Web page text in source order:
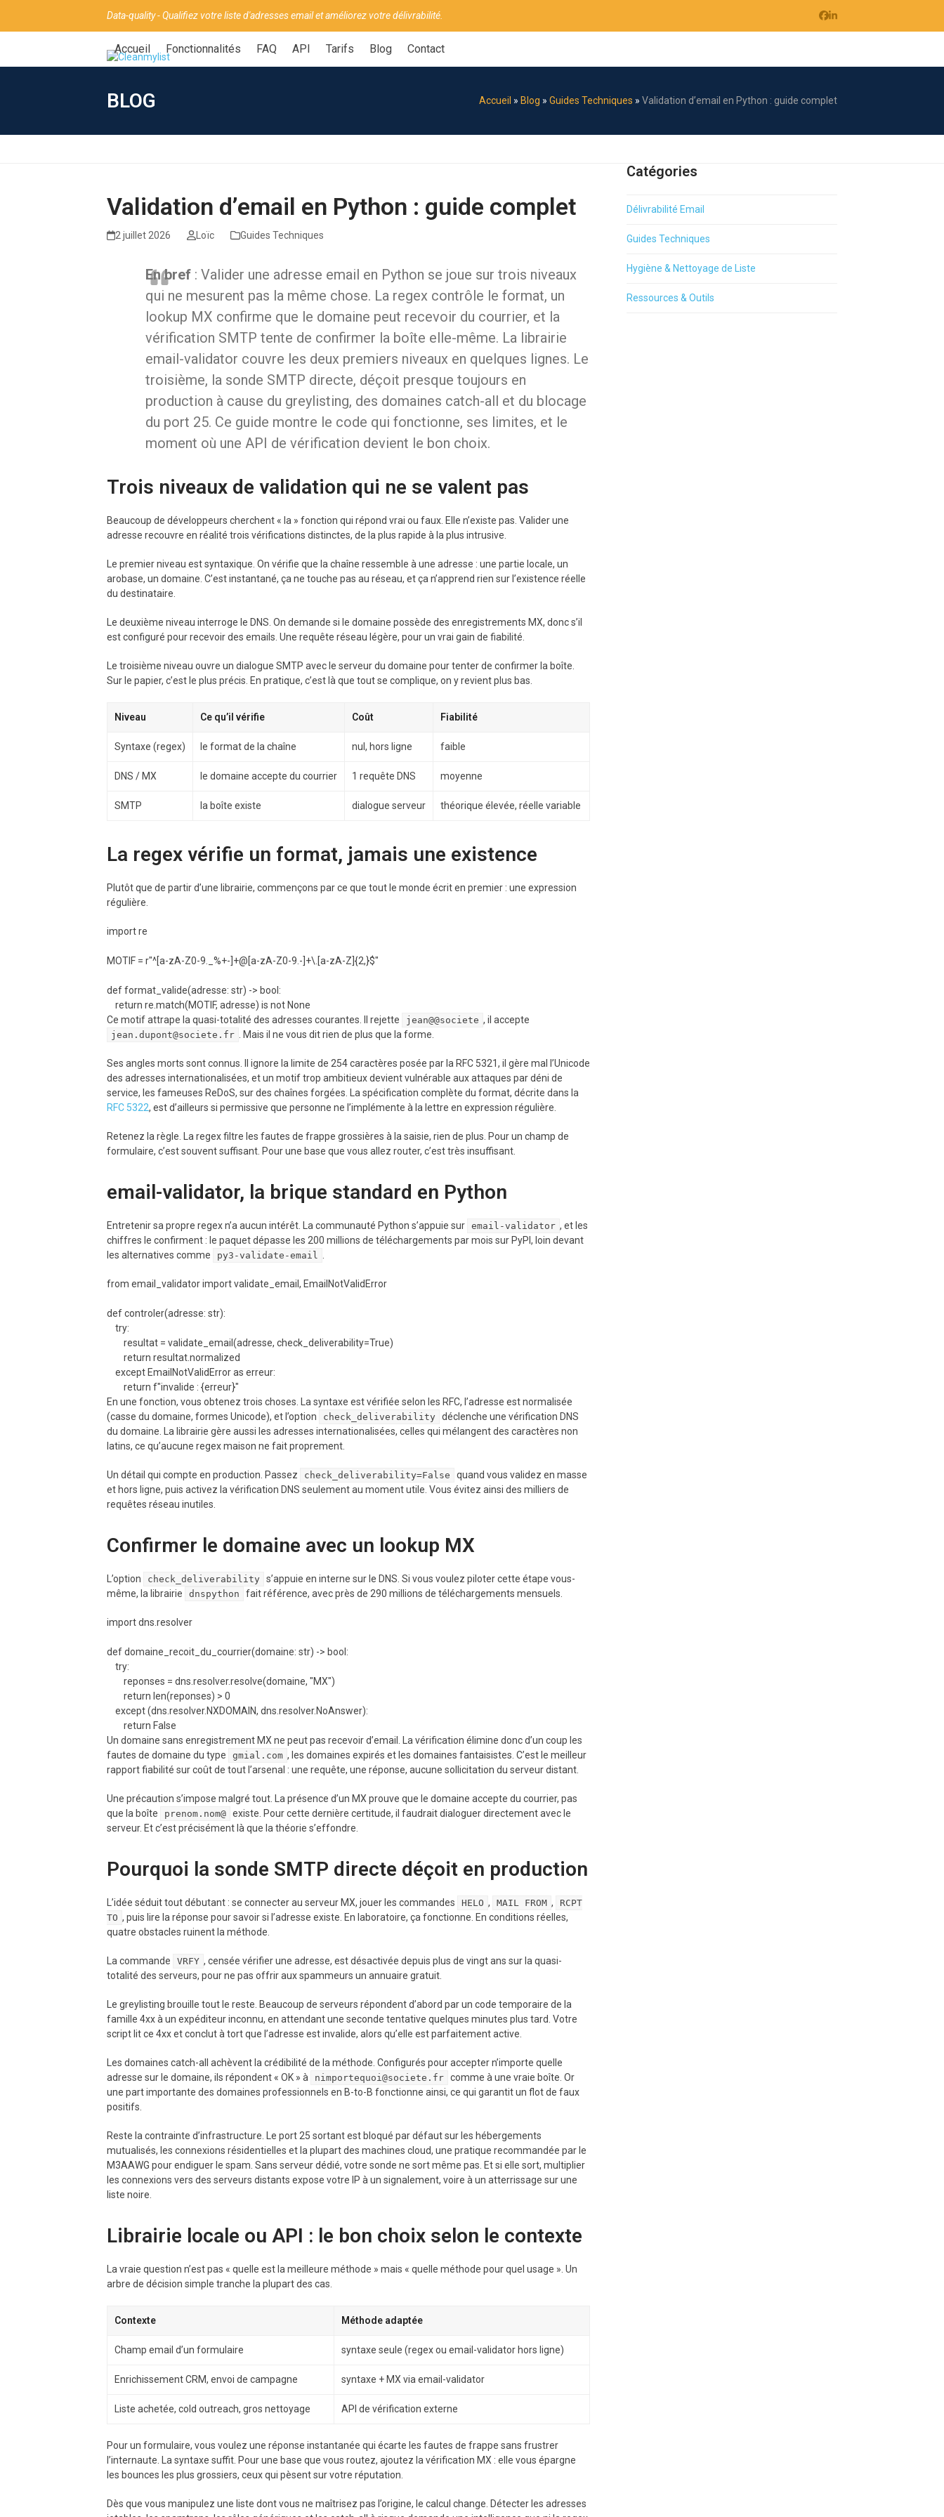
Data-quality - Qualifiez votre liste d'adresses email et améliorez votre délivrabilité. Facebook
LinkedIn
Accueil Fonctionnalités FAQ API Tarifs Blog Contact
BLOG Accueil » Blog » Guides Techniques » Validation d’email en Python : guide complet
Validation d’email en Python : guide complet
2 juillet 2026 Loïc Guides Techniques
En bref : Valider une adresse email en Python se joue sur trois niveaux
qui ne mesurent pas la même chose. La regex contrôle le format, un
lookup MX confirme que le domaine peut recevoir du courrier, et la
vérification SMTP tente de confirmer la boîte elle-même. La librairie
email-validator couvre les deux premiers niveaux en quelques lignes. Le
troisième, la sonde SMTP directe, déçoit presque toujours en
production à cause du greylisting, des domaines catch-all et du blocage
du port 25. Ce guide montre le code qui fonctionne, ses limites, et le
moment où une API de vérification devient le bon choix.
Trois niveaux de validation qui ne se valent pas
Beaucoup de développeurs cherchent « la » fonction qui répond vrai ou faux. Elle n’existe pas. Valider une
adresse recouvre en réalité trois vérifications distinctes, de la plus rapide à la plus intrusive.
Le premier niveau est syntaxique. On vérifie que la chaîne ressemble à une adresse : une partie locale, un
arobase, un domaine. C’est instantané, ça ne touche pas au réseau, et ça n’apprend rien sur l’existence réelle
du destinataire.
Le deuxième niveau interroge le DNS. On demande si le domaine possède des enregistrements MX, donc s’il
est configuré pour recevoir des emails. Une requête réseau légère, pour un vrai gain de fiabilité.
Le troisième niveau ouvre un dialogue SMTP avec le serveur du domaine pour tenter de confirmer la boîte.
Sur le papier, c’est le plus précis. En pratique, c’est là que tout se complique, on y revient plus bas.
Niveau Ce qu’il vérifie Coût Fiabilité
Syntaxe (regex) le format de la chaîne nul, hors ligne faible
DNS / MX le domaine accepte du courrier 1 requête DNS moyenne
SMTP la boîte existe dialogue serveur théorique élevée, réelle variable
La regex vérifie un format, jamais une existence
Plutôt que de partir d’une librairie, commençons par ce que tout le monde écrit en premier : une expression
régulière.
import re
MOTIF = r"^[a-zA-Z0-9._%+-]+@[a-zA-Z0-9.-]+\.[a-zA-Z]{2,}$"
def format_valide(adresse: str) -> bool:
Ce motif attrape la quasi-totalité des adresses courantes. Il rejette
jean@@societe , il accepte
jean.dupont@societe.fr . Mais il ne vous dit rien de plus que la forme.
Ses angles morts sont connus. Il ignore la limite de 254 caractères posée par la RFC 5321, il gère mal l’Unicode
des adresses internationalisées, et un motif trop ambitieux devient vulnérable aux attaques par déni de
service, les fameuses ReDoS, sur des chaînes forgées. La spécification complète du format, décrite dans la
RFC 5322, est d’ailleurs si permissive que personne ne l’implémente à la lettre en expression régulière.
Retenez la règle. La regex filtre les fautes de frappe grossières à la saisie, rien de plus. Pour un champ de
formulaire, c’est souvent suffisant. Pour une base que vous allez router, c’est très insuffisant.
email-validator, la brique standard en Python
Entretenir sa propre regex n’a aucun intérêt. La communauté Python s’appuie sur email-validator , et les
chiffres le confirment : le paquet dépasse les 200 millions de téléchargements par mois sur PyPI, loin devant
les alternatives comme
py3-validate-email
from email_validator import validate_email, EmailNotValidError
def controler(adresse: str):
En une fonction, vous obtenez trois choses. La syntaxe est vérifiée selon les RFC, l’adresse est normalisée
(casse du domaine, formes Unicode), et l’option
check_deliverability
déclenche une vérification DNS
du domaine. La librairie gère aussi les adresses internationalisées, celles qui mélangent des caractères non
latins, ce qu’aucune regex maison ne fait proprement.
Un détail qui compte en production. Passez check_deliverability=False
quand vous validez en masse
et hors ligne, puis activez la vérification DNS seulement au moment utile. Vous évitez ainsi des milliers de
requêtes réseau inutiles.
Confirmer le domaine avec un lookup MX
L’option check_deliverability
s’appuie en interne sur le DNS. Si vous voulez piloter cette étape vous-
même, la librairie
dnspython fait référence, avec près de 290 millions de téléchargements mensuels.
import dns.resolver
def domaine_recoit_du_courrier(domaine: str) -> bool:
Un domaine sans enregistrement MX ne peut pas recevoir d’email. La vérification élimine donc d’un coup les
fautes de domaine du type
gmial.com , les domaines expirés et les domaines fantaisistes. C’est le meilleur
rapport fiabilité sur coût de tout l’arsenal : une requête, une réponse, aucune sollicitation du serveur distant.
Une précaution s’impose malgré tout. La présence d’un MX prouve que le domaine accepte du courrier, pas
que la boîte
prenom.nom@ existe. Pour cette dernière certitude, il faudrait dialoguer directement avec le
serveur. Et c’est précisément là que la théorie s’effondre.
Pourquoi la sonde SMTP directe déçoit en production
L’idée séduit tout débutant : se connecter au serveur MX, jouer les commandes HELO , MAIL FROM ,
RCPT
TO , puis lire la réponse pour savoir si l’adresse existe. En laboratoire, ça fonctionne. En conditions réelles,
quatre obstacles ruinent la méthode.
La commande VRFY , censée vérifier une adresse, est désactivée depuis plus de vingt ans sur la quasi-
totalité des serveurs, pour ne pas offrir aux spammeurs un annuaire gratuit.
Le greylisting brouille tout le reste. Beaucoup de serveurs répondent d’abord par un code temporaire de la
famille 4xx à un expéditeur inconnu, en attendant une seconde tentative quelques minutes plus tard. Votre
script lit ce 4xx et conclut à tort que l’adresse est invalide, alors qu’elle est parfaitement active.
Les domaines catch-all achèvent la crédibilité de la méthode. Configurés pour accepter n’importe quelle
adresse sur le domaine, ils répondent « OK » à
nimportequoi@societe.fr comme à une vraie boîte. Or
une part importante des domaines professionnels en B-to-B fonctionne ainsi, ce qui garantit un flot de faux
positifs.
Reste la contrainte d’infrastructure. Le port 25 sortant est bloqué par défaut sur les hébergements
mutualisés, les connexions résidentielles et la plupart des machines cloud, une pratique recommandée par le
M3AAWG pour endiguer le spam. Sans serveur dédié, votre sonde ne sort même pas. Et si elle sort, multiplier
les connexions vers des serveurs distants expose votre IP à un signalement, voire à un atterrissage sur une
liste noire.
Librairie locale ou API : le bon choix selon le contexte
La vraie question n’est pas « quelle est la meilleure méthode » mais « quelle méthode pour quel usage ». Un
arbre de décision simple tranche la plupart des cas.
Contexte Méthode adaptée
Champ email d’un formulaire syntaxe seule (regex ou email-validator hors ligne)
Enrichissement CRM, envoi de campagne syntaxe + MX via email-validator
Liste achetée, cold outreach, gros nettoyage API de vérification externe
Pour un formulaire, vous voulez une réponse instantanée qui écarte les fautes de frappe sans frustrer
l’internaute. La syntaxe suffit. Pour une base que vous routez, ajoutez la vérification MX : elle vous épargne
les bounces les plus grossiers, ceux qui pèsent sur votre réputation.
Dès que vous manipulez une liste dont vous ne maîtrisez pas l’origine, le calcul change. Détecter les adresses
Catégories
Délivrabilité Email
Guides Techniques
Hygiène & Nettoyage de Liste
Ressources & Outils